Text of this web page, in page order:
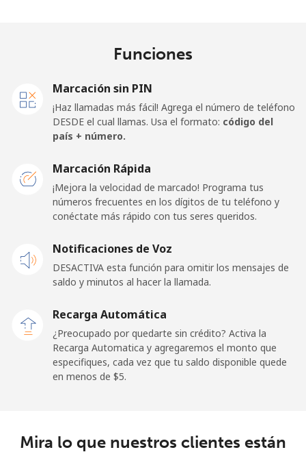
⁦18.9c⁩
52 min por
Celular
⁦$10⁩
El Salvador
⁦13.5c⁩
74 min por
Celular ⁦17.5c⁩
57 min por
⁦$10⁩
Equatorial Guinea
Funciones
Marcación sin PIN
¡Haz llamadas más fácil! Agrega el número de teléfono
DESDE el cual llamas. Usa el formato: código del
país + número.
Marcación Rápida
¡Mejora la velocidad de marcado! Programa tus
números frecuentes en los dígitos de tu teléfono y
conéctate más rápido con tus seres queridos.
Notificaciones de Voz
DESACTIVA esta función para omitir los mensajes de
saldo y minutos al hacer la llamada.
Recarga Automática
¿Preocupado por quedarte sin crédito? Activa la
Recarga Automatica y agregaremos el monto que
especifiques, cada vez que tu saldo disponible quede
en menos de ⁦$5⁩.
Mira lo que nuestros clientes están